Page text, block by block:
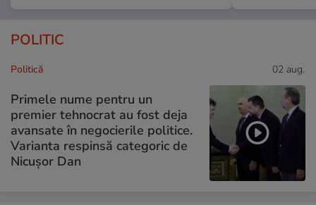
POLITIC
Politică 02 aug.
Primele nume pentru un
premier tehnocrat au fost deja
avansate în negocierile politice.
Varianta respinsă categoric de
Nicușor Dan